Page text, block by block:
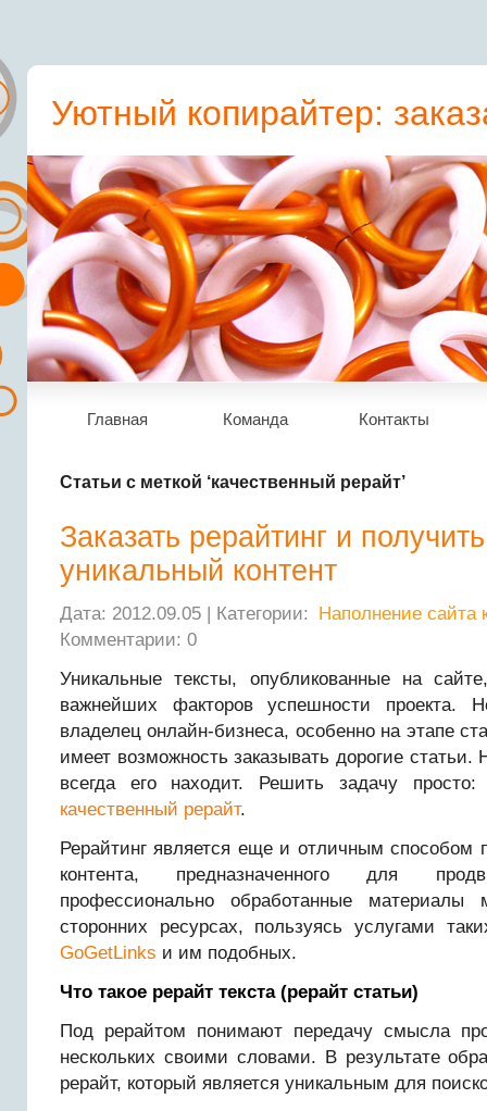
Уютный копирайтер:
пресс-релиз, статьи,
Главная Команда Контакты
Статьи с меткой ‘качественный рерайт’
Заказать рерайтинг и
уникальный контент
Дата: 2012.09.05 | Категории:
Наполнение сайта
Комментарии: 0
Уникальные тексты, опубликованные на
важнейших факторов успешности проекта.
владелец онлайн-бизнеса, особенно на этапе
имеет возможность заказывать дорогие
всегда его находит. Решить задачу
качественный рерайт.
Рерайтинг является еще и отличным способом
контента, предназначенного для
профессионально обработанные
сторонних ресурсах, пользуясь услугами
GoGetLinks и им подобных.
Что такое рерайт текста (рерайт статьи)
Под рерайтом понимают передачу смысла
нескольких своими словами. В результате
рерайт, который является уникальным для